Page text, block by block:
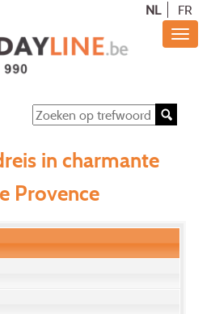
NL FR
in charmante
Provence